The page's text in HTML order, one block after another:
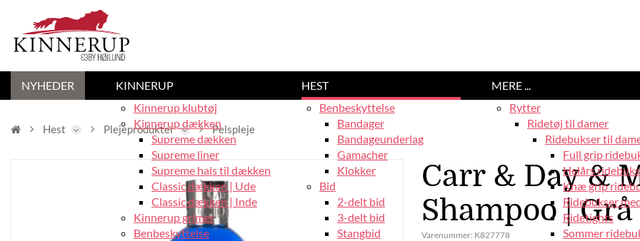
NYHEDER
KINNERUP
Kinnerup klubtøj
Kinnerup dækken
Supreme dækken
Supreme liner
Supreme hals til dækken
Classic dækken | Ude
Classic dækken | Inde
Kinnerup grimer
Benbeskyttelse
HEST
Benbeskyttelse
Bandager
Bandageunderlag
Gamacher
Klokker
Bid
2-delt bid
3-delt bid
Stangbid
MERE ...
Rytter
Ridetøj til damer
Ridebukser til
Full grip
Helårs
Knæ grip
Ridebukser
Ridetights
Sommer
Hest Plejeprodukter Pelspleje
Carr & Day &
Shampoo |
Varenummer: K827778